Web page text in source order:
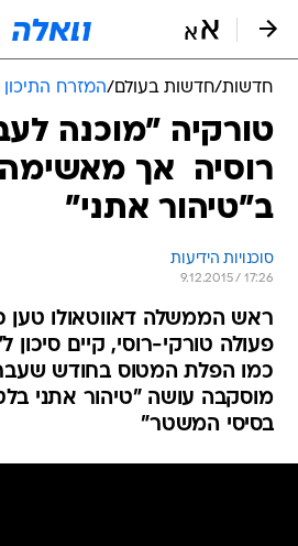
חדשות/חדשות בעולם/המזרח התיכון
טורקיה "מוכנה
רוסיה  אך
ב"טיהור אתני"
סוכנויות הידיעות
9.12.2015 / 17:26
ראש הממשלה דאווטאולו טען
פעולה טורקי-רוסי, קיים סיכון
כמו הפלת המטוס בחודש
מוסקבה עושה "טיהור אתני
בסיסי המשטר"